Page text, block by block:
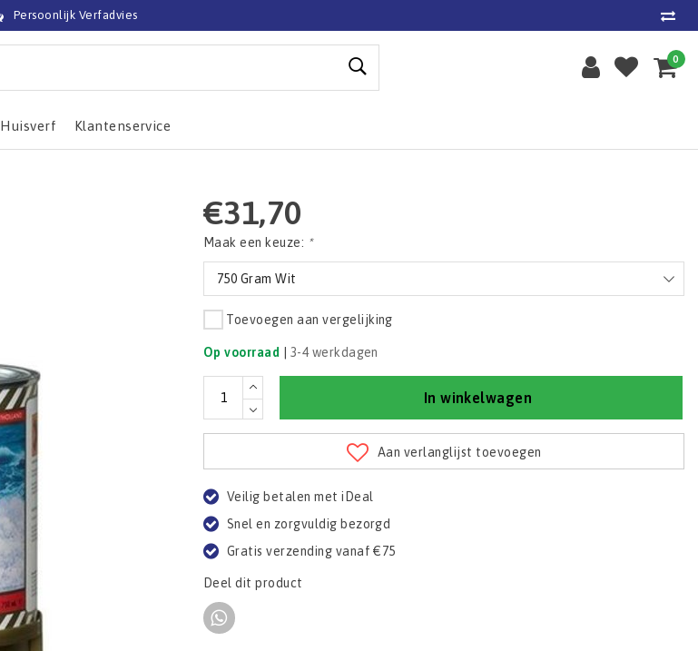
Persoonlijk Verfadvies
0
Huisverf Klantenservice
€31,70
Maak een keuze: *
750 Gram Wit
Toevoegen aan vergelijking
Op voorraad 3-4 werkdagen
In winkelwagen
Aan verlanglijst toevoegen
Veilig betalen met iDeal
Snel en zorgvuldig bezorgd
Gratis verzending vanaf €75
Deel dit product